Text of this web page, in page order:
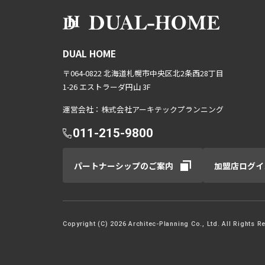
DUAL HOME
〒064-0822 北海道札幌市中央区北2条西28丁目
1-26 エストラーダ円山 3F
運営会社：株式会社アーキテックプランニング
011-215-9800
パートナーシップのご案内 加盟店ログ
Copyright (C) 2026 Architec-Planning Co., Ltd. All Rights